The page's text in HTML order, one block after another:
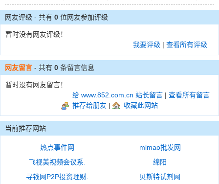
网友评级 - 共有 0 位网友参加评级
暂时没有网友评级！
我要评级 | 查看所有评级
网友留言 - 共有 0 条留言信息
暂时没有网友留言！
给 www.852.com.cn 站长留言 | 查看所有留言
推荐给朋友 | 收藏此网站
当前推荐网站
热点事件网
mlmao批发网
飞视美视频会议系.
绵阳
寻钱网P2P投资理财.
贝斯特试剂网